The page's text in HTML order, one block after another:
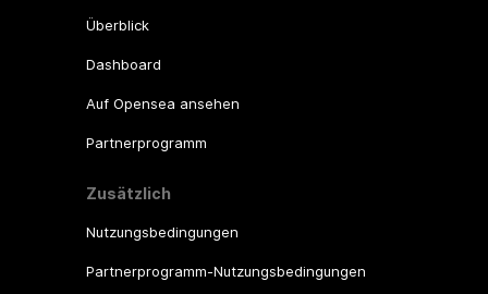
Überblick
Dashboard
Auf Opensea ansehen
Partnerprogramm
Zusätzlich
Nutzungsbedingungen
Partnerprogramm-Nutzungsbedingungen